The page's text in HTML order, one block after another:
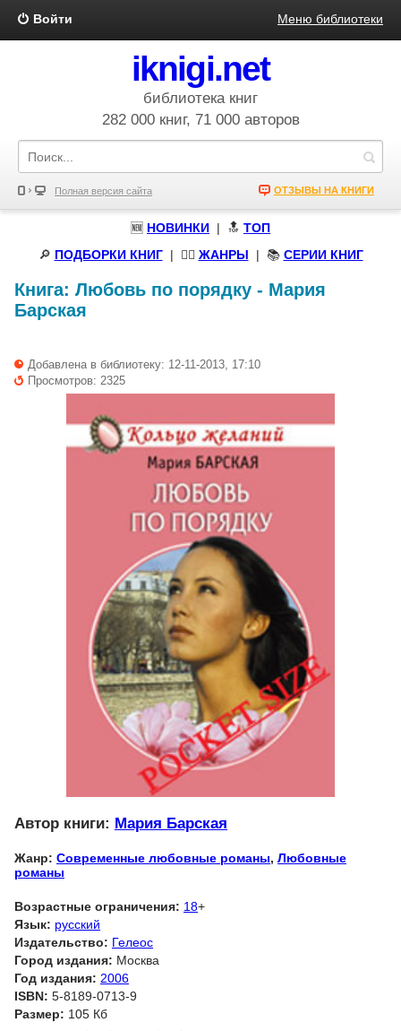
Войти Меню библиотеки
iknigi.net
библиотека книг
282 000 книг, 71 000 авторов
Полная версия сайта ОТЗЫВЫ НА КНИГИ
🆕 НОВИНКИ | 🔝 ТОП
🔎 ПОДБОРКИ КНИГ| 🧝‍♀️ ЖАНРЫ | 📚 СЕРИИ КНИГ
Книга: Любовь по порядку - Мария
Барская
Добавлена в библиотеку: 12-11-2013, 17:10
Просмотров: 2325
Автор книги: Мария Барская
Жанр: Современные любовные романы, Любовные
романы
Возрастные ограничения: 18+
Язык: русский
Издательство: Гелеос
Город издания: Москва
Год издания: 2006
ISBN: 5-8189-0713-9
Размер: 105 Кб